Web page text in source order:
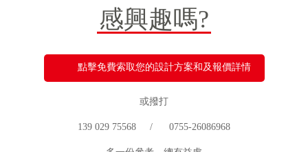
感興趣嗎?
點擊免費索取您的設計方案和及報價詳情
或撥打
139 029 75568 / 0755-26086968